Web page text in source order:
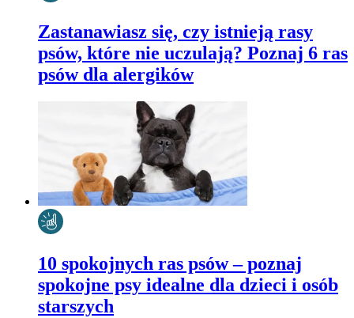
Zastanawiasz się, czy istnieją rasy
psów, które nie uczulają? Poznaj 6 ras
psów dla alergików
10 spokojnych ras psów – poznaj
spokojne psy idealne dla dzieci i osób
starszych